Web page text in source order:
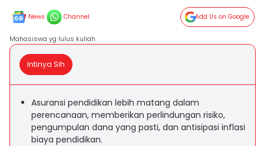
News Channel Add Us on Google
Mahasiswa yg lulus kuliah
Intinya Sih
Asuransi pendidikan lebih matang dalam
perencanaan, memberikan perlindungan risiko,
pengumpulan dana yang pasti, dan antisipasi inflasi
biaya pendidikan.